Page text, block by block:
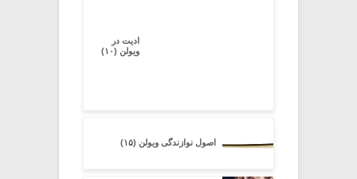
ادیت در
ویولن (۱۰)
اصول نوازندگی ویولن (۱۵)